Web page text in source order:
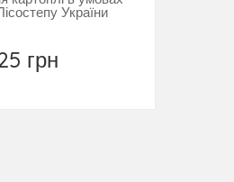
України
грн